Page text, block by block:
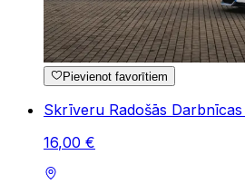
Pievienot favorītiem
Skrīveru Radošās
16,00 €